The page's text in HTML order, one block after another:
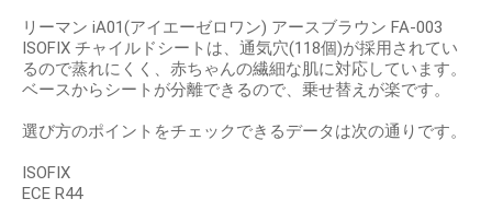
リーマン iA01(アイエーゼロワン) アースブラウン FA-003
ISOFIX チャイルドシートは、通気穴(118個)が採用されてい
るので蒸れにくく、赤ちゃんの繊細な肌に対応しています。
ベースからシートが分離できるので、乗せ替えが楽です。
選び方のポイントをチェックできるデータは次の通りです。
ISOFIX
ECE R44